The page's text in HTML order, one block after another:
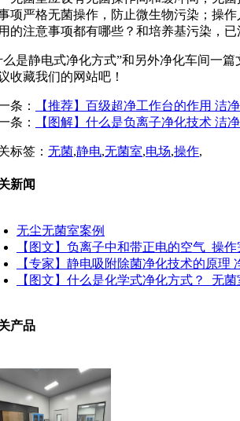
项严格无菌操作，防止微生物污染；操
的注意事项都有哪些？和培养基污染，
么是静电式净化方式”和另外净化车间一
收藏我们的网站吧！
条：
【推荐】百级超净工作台的作用 洁
条：
【图解】什么是负离子净化技术 洁
标签： 无菌,静电,无菌室,电场,操作,
新闻
无尘无菌室案例
【图文】负离子中和带正电的空气_操
【专家】静电吸附除菌净化技术的原理
【图文】什么是化学式净化方式？_无
产品